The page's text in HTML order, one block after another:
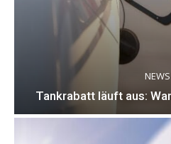
NEWS
Tankrabatt läuft aus: